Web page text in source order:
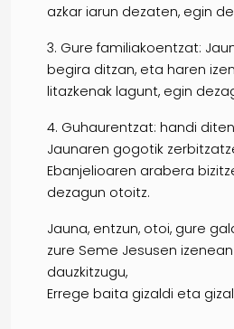
azkar iarun dezaten, egin
3. Gure familiakoentzat:
begira ditzan, eta haren
litazkenak lagunt, egin
4. Guhaurentzat: handi
Jaunaren gogotik
Ebanjelioaren arabera
dezagun otoitz.
Jauna, entzun, otoi, gure
zure Seme Jesusen
dauzkitzugu,
Errege baita gizaldi eta